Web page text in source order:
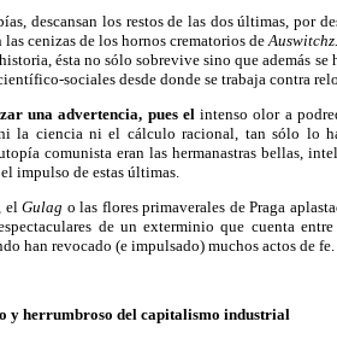
descansan los restos de las dos últimas, por
cenizas de los hornos crematorios de Auswitchz.
ésta no sólo sobrevive sino que además
sociales desde donde se trabaja contra
una advertencia, pues el intenso olor a
la ciencia ni el cálculo racional, tan sólo lo
comunista eran las hermanastras bellas,
impulso de estas últimas.
elGulag o las flores primaverales de Praga
de un exterminio que cuenta
han revocado (e impulsado) muchos actos de fe.
y herrumbroso del capitalismo industrial